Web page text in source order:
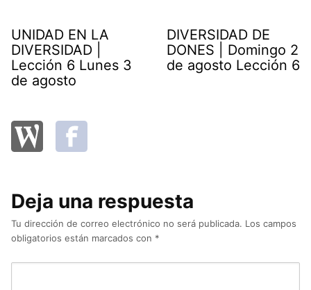
UNIDAD EN LA
DIVERSIDAD |
Lección 6 Lunes 3
de agosto
DIVERSIDAD DE
DONES | Domingo 2
de agosto Lección 6
Deja una respuesta
Tu dirección de correo electrónico no será publicada. Los campos
obligatorios están marcados con *